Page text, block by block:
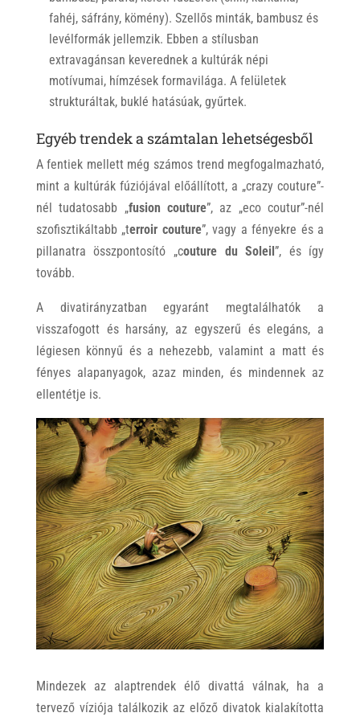
fahéj, sáfrány, kömény). Szellős minták, bambusz és
levélformák jellemzik. Ebben a stílusban
extravagánsan keverednek a kultúrák népi
motívumai, hímzések formavilága. A felületek
strukturáltak, buklé hatásúak, gyűrtek.
Egyéb trendek a számtalan lehetségesből
A fentiek mellett még számos trend megfogalmazható,
mint a kultúrák fúziójával előállított, a „crazy couture”-
nél tudatosabb „fusion couture”, az „eco coutur”-nél
szofisztikáltabb „terroir couture”, vagy a fényekre és a
pillanatra összpontosító „couture du Soleil”, és így
tovább.
A divatirányzatban egyaránt megtalálhatók a
visszafogott és harsány, az egyszerű és elegáns, a
légiesen könnyű és a nehezebb, valamint a matt és
fényes alapanyagok, azaz minden, és mindennek az
ellentétje is.
Mindezek az alaptrendek élő divattá válnak, ha a
tervező víziója találkozik az előző divatok kialakította